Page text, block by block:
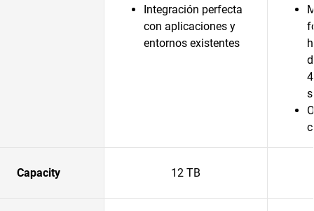
Integración perfecta
con aplicaciones y
entornos existentes
Capacity 12 TB